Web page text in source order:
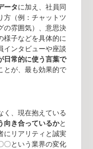
ータに加え、社員同
方（例：チャットツ
の雰囲気）、意思決
様子などを具体的に
インタビューや座談
日常的に使う言葉で
とが、最も効果的で
く、現在抱えている
向き合っているかと
にリアリティと誠実
〇という業界の変化